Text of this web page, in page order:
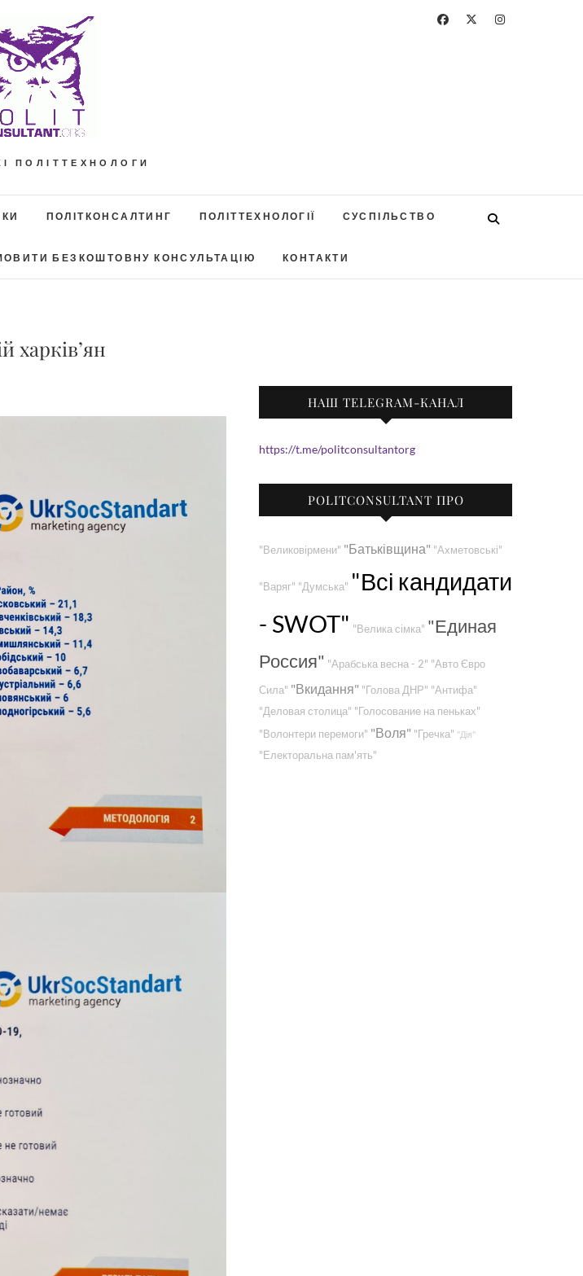
ПОЛІТТЕХНОЛОГИ
ПОЛІТКОНСАЛТИНГ ПОЛІТТЕХНОЛОГІЇ СУСПІЛЬСТВО
БЕЗКОШТОВНУ КОНСУЛЬТАЦІЮ КОНТАКТИ
харків’ян
НАШ TELEGRAM-КАНАЛ
https://t.me/politconsultantorg
POLITCONSULTANT ПРО
"Великовірмени" "Батьківщина" "Ахметовські"
"Варяг" "Думська" "Всі кандидати
- SWOT" "Велика сімка" "Единая
Россия" "Арабська весна - 2" "Авто Євро
Сила" "Вкидання" "Голова ДНР" "Антифа"
"Деловая столица" "Голосование на пеньках"
"Волонтери перемоги" "Воля" "Гречка" "Дія"
"Електоральна пам'ять"